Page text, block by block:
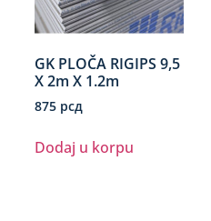
GK PLOČA RIGIPS 9,5
X 2m X 1.2m
875 рсд
Dodaj u korpu